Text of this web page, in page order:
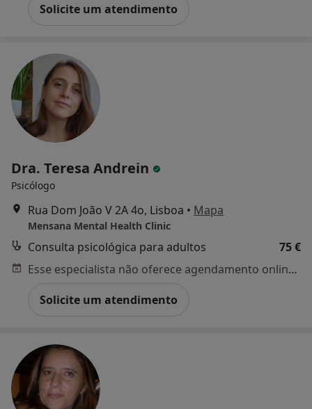
Solicite um atendimento
Dra. Teresa Andrein
Psicólogo
Rua Dom João V 2A 4o, Lisboa • Mapa
Mensana Mental Health Clinic
Consulta psicológica para adultos
75 €
Esse especialista não oferece agendamento online para esse endereço.
Solicite um atendimento